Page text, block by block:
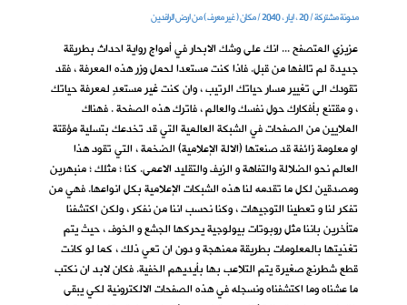
مدونة مشتركة / 20 ، ايار ، 2040 / مكان ( غير معرف ) من ارض الرافدين
جديدة لم تالفها من قبل. فاذا كنت مستعدا لحمل وزر هذه المعرفة ، فقد
تقودك الى تغيير مسار حياتك الرتيب ، وان كنت غير مستعدٍ لمعرفة حياتك
، و مقتنع بأفكارك حول نفسك والعالم ، فاترك هذه الصفحة . فهناك
الملايين من الصفحات في الشبكة العالمية التي قد تخدعك بتسلية مؤقتة
او معلومة زائفة قد صنعتها (الالة الإعلامية) الضخمة ، التي تقود هذا
العالم نحو الضلالة والتفاهة و الزيف والتقليد الاعمى. كنا ؛ مثلك ؛ منبهرين
ومصدقين لكل ما تقدمه لنا هذه الشبكات الإعلامية بكل انواعها. فهي من
تفكر لنا و تعطينا التوجيهات ، وكنا نحسب اننا من نفكر ، ولكن اكتشفنا
متأخرين باننا مثل روبوتات بيولوجية يحركها الجشع و الخوف ، حيث يتم
تغذيتها بالمعلومات بطريقة ممنهجة و دون ان تعي ذلك ، كما لو كانت
قطع شطرنج صغيرة يتم التلاعب بها بأيديهم الخفية. فكان لابد ان نكتب
ما عشناه وما اكتشفناه ونسجله في هذه الصفحات الالكترونية لكي يبقى